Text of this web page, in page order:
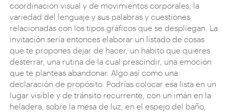
coordinación visual y de movimientos corporales, la
variedad del lenguaje y sus palabras y cuestiones
relacionadas con los tipos gráficos que se despliegan. La
invitación sería entonces elaborar un listado de cosas
que te propones dejar de hacer, un hábito que quieres
desterrar, una rutina de la cual prescindir, una emoción
que te planteas abandonar. Algo así como una
declaración de propósito. Podrías colocar esa lista en un
lugar visible y de tránsito recurrente, con un imán en la
heladera, sobre la mesa de luz, en el espejo del baño,